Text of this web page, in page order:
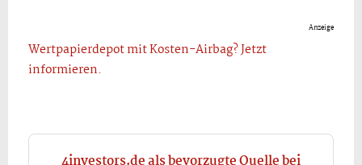
Anzeige
Wertpapierdepot mit Kosten-Airbag? Jetzt
informieren.